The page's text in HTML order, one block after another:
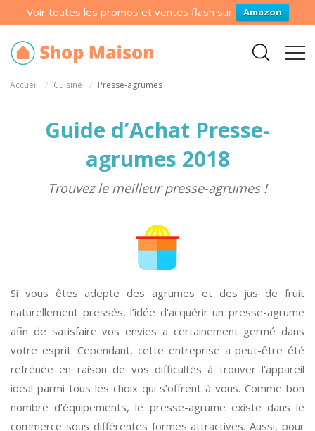
Voir toutes les promos et ventes flash sur Amazon
Accueil Cuisine Presse-agrumes
Guide d’Achat Presse-
agrumes 2018
Trouvez le meilleur presse-agrumes !
Si vous êtes adepte des agrumes et des jus de fruit
naturellement pressés, l’idée d’acquérir un presse-agrume
afin de satisfaire vos envies a certainement germé dans
votre esprit. Cependant, cette entreprise a peut-être été
refrénée en raison de vos difficultés à trouver l’appareil
idéal parmi tous les choix qui s’offrent à vous. Comme bon
nombre d’équipements, le presse-agrume existe dans le
commerce sous différentes formes attractives. Aussi, pour